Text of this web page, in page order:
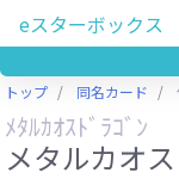
eスターボックス
トップ 同名カード
ﾒﾀﾙｶｵｽﾄﾞﾗｺﾞﾝ
メタルカオ